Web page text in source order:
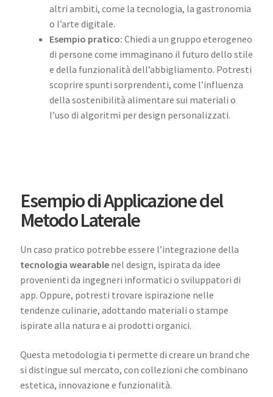
altri ambiti, come la tecnologia, la gastronomia
o l’arte digitale.
Esempio pratico: Chiedi a un gruppo eterogeneo
di persone come immaginano il futuro dello stile
e della funzionalità dell’abbigliamento. Potresti
scoprire spunti sorprendenti, come l’influenza
della sostenibilità alimentare sui materiali o
l’uso di algoritmi per design personalizzati.
Esempio di Applicazione del
Metodo Laterale
Un caso pratico potrebbe essere l’integrazione della
tecnologia wearablenel design, ispirata da idee
provenienti da ingegneri informatici o sviluppatori di
app. Oppure, potresti trovare ispirazione nelle
tendenze culinarie, adottando materiali o stampe
ispirate alla natura e ai prodotti organici.
Questa metodologia ti permette di creare un brand che
si distingue sul mercato, con collezioni che combinano
estetica, innovazione e funzionalità.